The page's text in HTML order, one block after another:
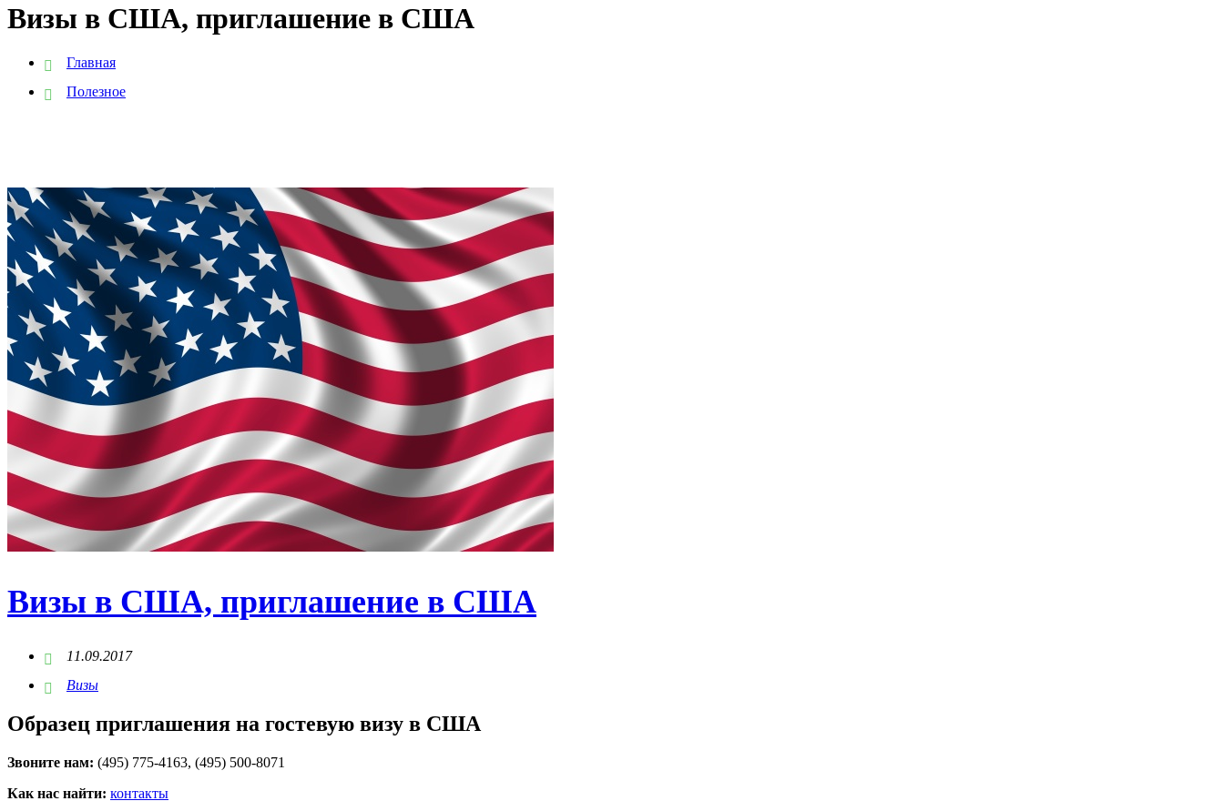
Визы в США, приглашение в США
Главная
Полезное
Визы в США, приглашение в США
11.09.2017
Визы
Образец приглашения на гостевую визу в США
Звоните нам: (495) 775-4163, (495) 500-8071
Как нас найти: контакты